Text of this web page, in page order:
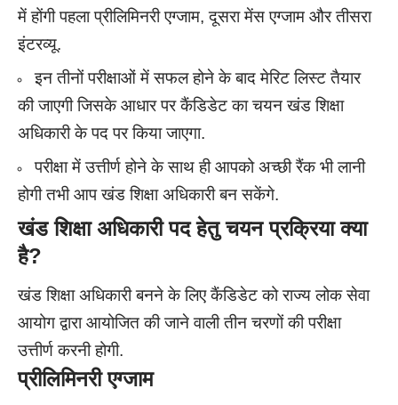
में होंगी पहला प्रीलिमिनरी एग्जाम, दूसरा मेंस एग्जाम और तीसरा
इंटरव्यू.
इन तीनों परीक्षाओं में सफल होने के बाद मेरिट लिस्ट तैयार
की जाएगी जिसके आधार पर कैंडिडेट का चयन खंड शिक्षा
अधिकारी के पद पर किया जाएगा.
परीक्षा में उत्तीर्ण होने के साथ ही आपको अच्छी रैंक भी लानी
होगी तभी आप खंड शिक्षा अधिकारी बन सकेंगे.
खंड शिक्षा अधिकारी पद हेतु चयन प्रक्रिया क्या
है?
खंड शिक्षा अधिकारी बनने के लिए कैंडिडेट को राज्य लोक सेवा
आयोग द्वारा आयोजित की जाने वाली तीन चरणों की परीक्षा
उत्तीर्ण करनी होगी.
प्रीलिमिनरी एग्जाम